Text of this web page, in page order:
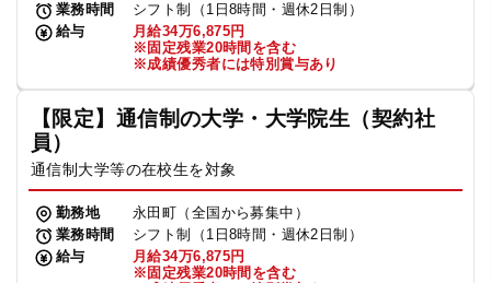
業務時間
シフト制（1日8時間・週休2日制）
給与
月給34万6,875円
※固定残業20時間を含む
※成績優秀者には特別賞与あり
【限定】通信制の大学・大学院生（契約社
員）
通信制大学等の在校生を対象
勤務地
永田町（全国から募集中）
業務時間
シフト制（1日8時間・週休2日制）
給与
月給34万6,875円
※固定残業20時間を含む